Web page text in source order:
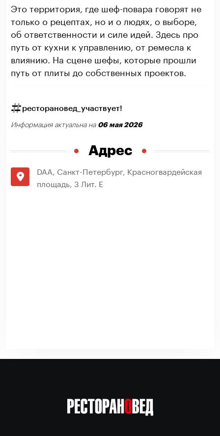
Это территория, где шеф-повара говорят не
только о рецептах, но и о людях, о выборе,
об ответственности и силе идей. Здесь про
путь от кухни к управлению, от ремесла к
влиянию. На сцене шефы, которые прошли
путь от плиты до собственных проектов.
ресторановед_участвует!
Информация актуальна на 06 мая 2026
Адрес
DAA, Санкт-Петербург, Красногвардейская
площадь, 3 Лит. Е